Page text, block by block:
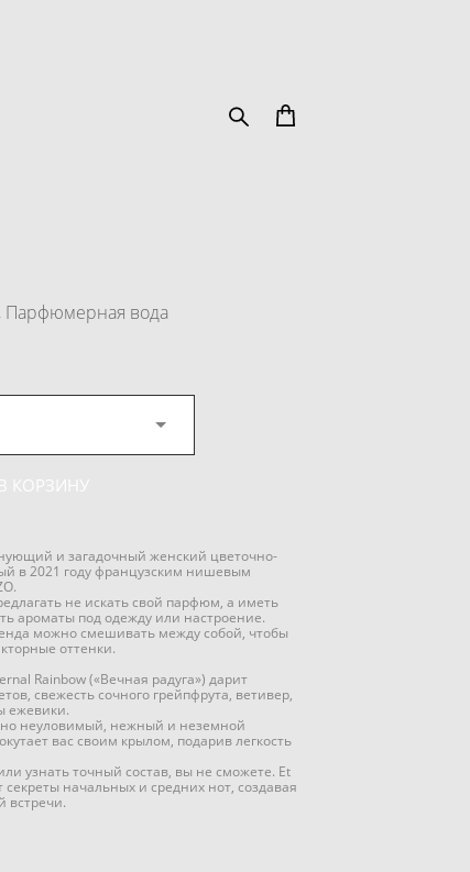
Парфюмерная вода
КОРЗИНУ
и загадочный женский цветочно-
в 2021 году французским нишевым
не искать свой парфюм, а иметь
ароматы под одежду или настроение.
можно смешивать между собой, чтобы
оттенки.
Rainbow («Вечная радуга») дарит
свежесть сочного грейпфрута, ветивер,
ежевики.
но неуловимый, нежный и неземной
вас своим крылом, подарив легкость
узнать точный состав, вы не сможете. Et
секреты начальных и средних нот, создавая
встречи.